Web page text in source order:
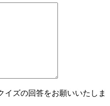
イズの回答をお願いいたしま